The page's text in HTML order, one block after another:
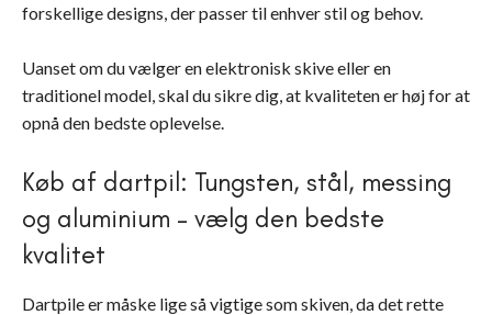
forskellige designs, der passer til enhver stil og behov.
Uanset om du vælger en elektronisk skive eller en
traditionel model, skal du sikre dig, at kvaliteten er høj for at
opnå den bedste oplevelse.
Køb af dartpil: Tungsten, stål, messing
og aluminium – vælg den bedste
kvalitet
Dartpile er måske lige så vigtige som skiven, da det rette